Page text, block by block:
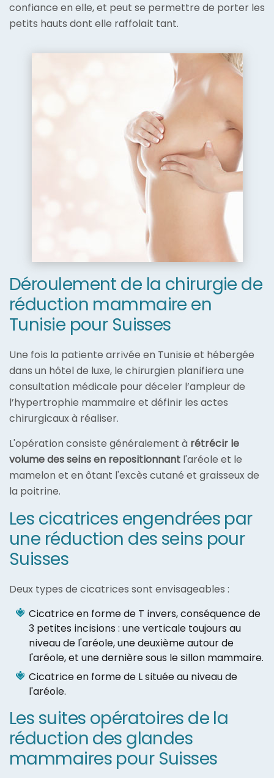
confiance en elle, et peut se permettre de porter les
petits hauts dont elle raffolait tant.
Déroulement de la chirurgie de
réduction mammaire en
Tunisie pour Suisses
Une fois la patiente arrivée en Tunisie et hébergée
dans un hôtel de luxe, le chirurgien planifiera une
consultation médicale pour déceler l’ampleur de
l’hypertrophie mammaire et définir les actes
chirurgicaux à réaliser.
L'opération consiste généralement à rétrécir le
volume des seins en repositionnant l'aréole et le
mamelon et en ôtant l'excès cutané et graisseux de
la poitrine.
Les cicatrices engendrées par
une réduction des seins pour
Suisses
Deux types de cicatrices sont envisageables :
Cicatrice en forme de T invers, conséquence de
3 petites incisions : une verticale toujours au
niveau de l'aréole, une deuxième autour de
l'aréole, et une dernière sous le sillon mammaire.
Cicatrice en forme de L située au niveau de
l'aréole.
Les suites opératoires de la
réduction des glandes
mammaires pour Suisses